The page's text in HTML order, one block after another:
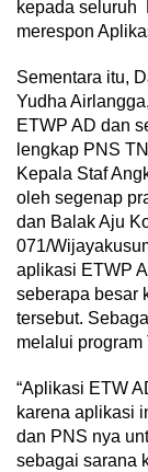
kepada seluruh
merespon
Sementara itu,
Yudha
ETWP AD dan
lengkap PNS
Kepala Staf
oleh segenap
dan Balak Aju
071/
aplikasi ETWP
seberapa besar
tersebut.
melalui program
“Aplikasi ETW
karena aplikasi
dan PNS nya
sebagai sarana